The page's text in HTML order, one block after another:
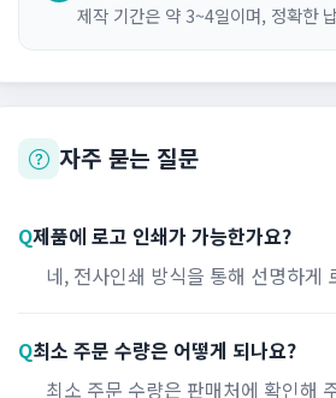
제작 기간은 약 3~4일이며, 정확한
자주 묻는 질문
Q제품에 로고 인쇄가 가능한가요?
네, 전사인쇄 방식을 통해 선명하게
Q최소 주문 수량은 어떻게 되나요?
최소 주문 수량은 판매처에 확인해